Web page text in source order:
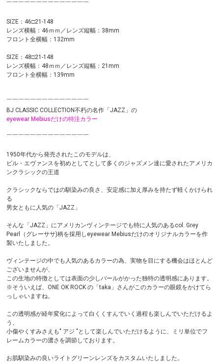
￣￣￣￣￣￣￣￣￣￣￣￣￣￣
SIZE：46□21-148
レンズ横幅：46ｍｍ／レンズ縦幅：38mm
フロント全横幅：132mm
SIZE：48□21-148
レンズ横幅：48ｍｍ／レンズ縦幅：21mm
フロント全横幅：139mm
￣￣￣￣￣￣￣￣￣￣￣￣￣￣
BJ CLASSIC COLLECTION不朽の名作「JAZZ」の
eyewear Mebiusだけの特注カラー
￣￣￣￣￣￣￣￣￣￣￣￣￣￣
1950年代から発売されたこのモデルは、
ビル・エヴァンスを初めとしてとして多くのジャズメン達に愛されたアメリカ
ンクラシックの王道
クラシックならではの馴染みの良さ、安定感に加え厚みを持たず軽くかけられ
る
男女ともに人気の「JAZZ」
そんな「JAZZ」にアメリカンヴィンテージでも特に人気のあるcol. Grey
Pearl（グレーササ)柄を採用しeyewear Mebiusだけのオリジナルカラーを作
製いたしました。
ヴィンテージの中でも人気のあるカラーの為、実物を目にする機会はほとんど
ございませんが、
この生地の特徴としては表面の少しパールがかった独特の透明感にあります。
※そういえば、ONE OK ROCK の「taka」さんがこのカラーの眼鏡をかけてら
っしゃいますね。
この透明感が経年変化によって白くくすんでいく過程も楽しんでいただけるよ
う、
小傷やくすみさえも" アジ "として楽しんでいただけるように、ミリ単位でフ
レームカラーの濃さを調節しております。
お肌馴染みの良いライトグリーンレンズをカスタムいたしました。